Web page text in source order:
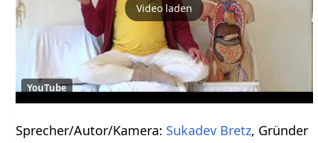
Video laden
YouTube
Sprecher/Autor/Kamera: Sukadev Bretz, Gründer